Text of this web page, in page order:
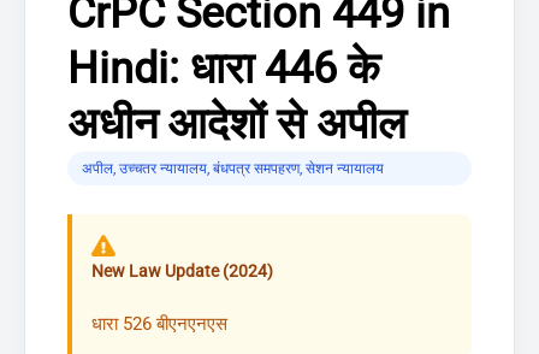
CrPC Section 449 in
Hindi: धारा 446के
अधीन आदेशों से अपील
अपील, उच्चतर न्यायालय, बंधपत्र समपहरण, सेशन न्यायालय
New Law Update (2024)
धारा 526 बीएनएनएस